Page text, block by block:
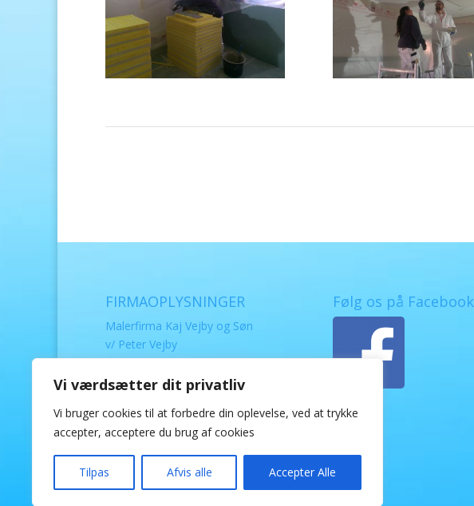
Vi værdsætter dit privatliv
Vi bruger cookies til at forbedre din oplevelse, ved at trykke
accepter, acceptere du brug af cookies
Tilpas Afvis alle Accepter Alle
FIRMAOPLYSNINGER
Malerfirma Kaj Vejby og Søn
v/ Peter Vejby
9800 Hjørring
Telefon: 40 58 30 63
Fax: 98 92 30 57
CVR: 20497580
Følg os på Facebook